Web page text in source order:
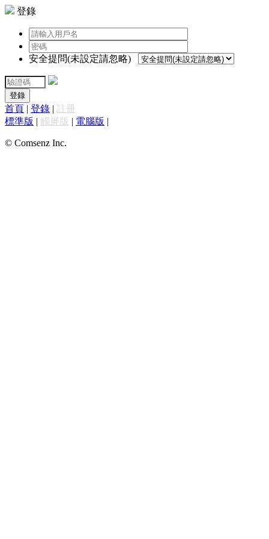
登錄
安全提問(未設定請忽略)
登錄
首頁 | 登錄 | 註冊
標準版 | 觸屏版 | 電腦版 |
© Comsenz Inc.